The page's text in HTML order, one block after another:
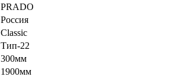
PRADO
Россия
Classic
Тип-22
300мм
1900мм